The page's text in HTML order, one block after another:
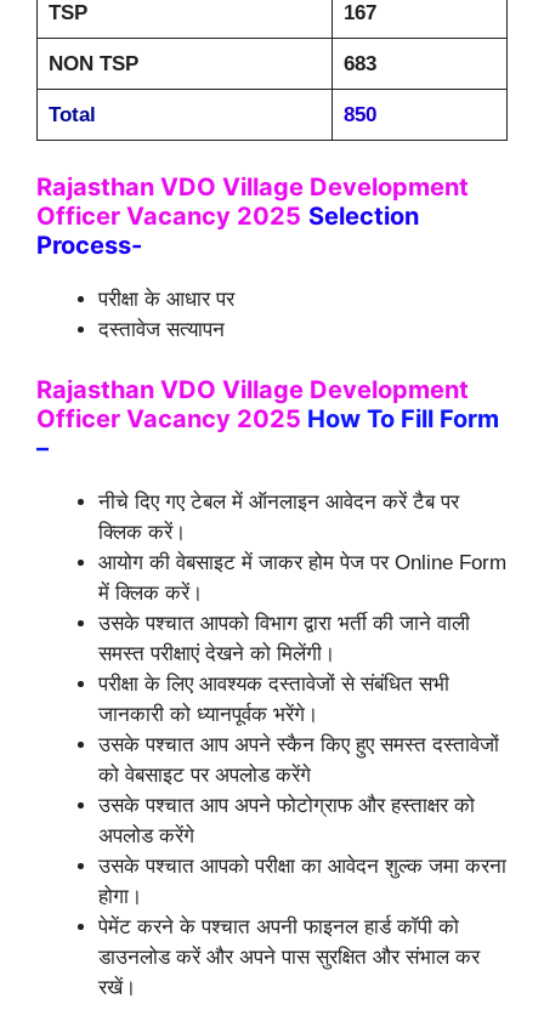
TSP 167
NON TSP 683
Total 850
Rajasthan VDO Village Development
Officer Vacancy 2025 Selection
Process-
परीक्षा के आधार पर
दस्तावेज सत्यापन
Rajasthan VDO Village Development
Officer Vacancy 2025 How To Fill Form
–
नीचे दिए गए टेबल में ऑनलाइन आवेदन करें टैब पर
क्लिक करें।
आयोग की वेबसाइट में जाकर होम पेज पर Online Form
में क्लिक करें।
उसके पश्चात आपको विभाग द्वारा भर्ती की जाने वाली
समस्त परीक्षाएं देखने को मिलेंगी।
परीक्षा के लिए आवश्यक दस्तावेजों से संबंधित सभी
जानकारी को ध्यानपूर्वक भरेंगे।
उसके पश्चात आप अपने स्कैन किए हुए समस्त दस्तावेजों
को वेबसाइट पर अपलोड करेंगे
उसके पश्चात आप अपने फोटोग्राफ और हस्ताक्षर को
अपलोड करेंगे
उसके पश्चात आपको परीक्षा का आवेदन शुल्क जमा करना
होगा।
पेमेंट करने के पश्चात अपनी फाइनल हार्ड कॉपी को
डाउनलोड करें और अपने पास सुरक्षित और संभाल कर
रखें।